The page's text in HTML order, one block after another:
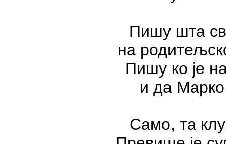
Пишу шта
на
Пишу ко је
и да
Само, та